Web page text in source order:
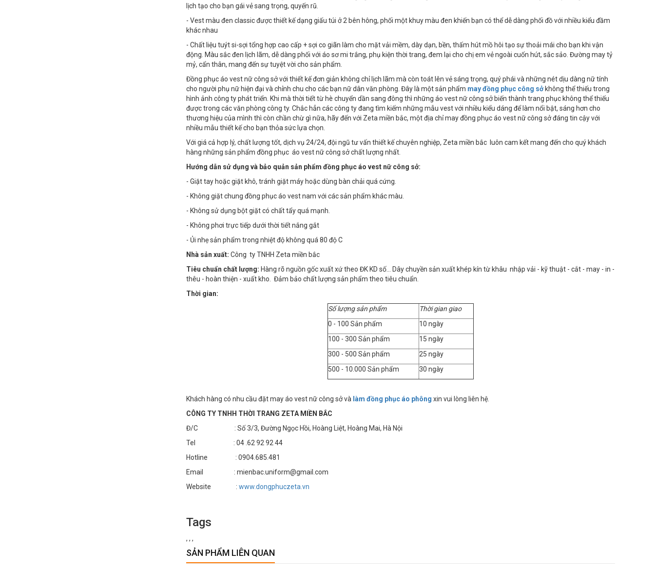
lịch tạo cho bạn gái vẻ sang trọng, quyến rũ.
- Vest màu đen classic được thiết kế dạng giấu túi ở 2 bên hông, phối một khuy màu đen khiến bạn có thể dễ dàng phối đồ với nhiều kiểu đầm
khác nhau
- Chất liệu tuýt si-sợi tổng hợp cao cấp + sợi co giãn làm cho mặt vải mềm, dày dạn, bền, thấm hút mồ hôi tạo sự thoải mái cho bạn khi vận
động. Màu sắc đen lịch lãm, dễ dàng phối với áo sơ mi trắng, phụ kiện thời trang, đem lại cho chị em vẻ ngoài cuốn hút, sắc sảo. Đường may tỷ
mỷ, cẩn thân, mang đến sự tuyệt vời cho sản phẩm.
Đồng phục áo vest nữ công sở với thiết kế đơn giản không chỉ lịch lãm mà còn toát lên vẻ sáng trọng, quý phái và những nét dịu dàng nữ tính
cho người phụ nữ hiện đại và chỉnh chu cho các bạn nữ dân văn phòng. Đây là một sản phẩm may đồng phục công sởkhông thể thiếu trong
hình ảnh công ty phát triển. Khi mà thời tiết từ hè chuyển dần sang đông thì những áo vest nữ công sở biến thành trang phục không thể thiếu
được trong các văn phòng công ty. Chắc hẳn các công ty đang tìm kiếm những mẫu vest với nhiều kiểu dáng để làm nổi bật, sáng hơn cho
thương hiệu của mình thì còn chần chừ gì nữa, hãy đến với Zeta miền bắc, một địa chỉ may đồng phục áo vest nữ công sở đáng tin cậy với
nhiều mẫu thiết kế cho bạn thỏa sức lựa chọn.
Với giá cả hợp lý, chất lượng tốt, dịch vụ 24/24, đội ngũ tư vấn thiết kế chuyên nghiệp, Zeta miền bắc luôn cam kết mang đến cho quý khách
hàng những sản phẩm đồng phục áo vest nữ công sở chất lượng nhất.
Hướng dẫn sử dụng và bảo quản sản phẩm đồng phục áo vest nữ công sở:
- Giặt tay hoặc giặt khô, tránh giặt máy hoặc dùng bàn chải quá cứng.
- Không giặt chung đồng phục áo vest nam với các sản phẩm khác màu.
- Không sử dụng bột giặt có chất tẩy quá mạnh.
- Không phơi trực tiếp dưới thời tiết nắng gắt
- Ủi nhẹ sản phẩm trong nhiệt độ không quá 80 độ C
Nhà sản xuất: Công ty TNHH Zeta miền bắc
Tiêu chuẩn chất lượng: Hàng rõ nguồn gốc xuất xứ theo ĐK KD số… Dây chuyền sản xuất khép kín từ khâu nhập vải - kỹ thuật - cắt - may - in -
thêu - hoàn thiện - xuất kho. Đảm bảo chất lượng sản phẩm theo tiêu chuẩn.
Thời gian:
Số lượng sản phẩm
Thời gian giao
0 - 100 Sản phẩm
10 ngày
100 - 300 Sản phẩm
15 ngày
300 - 500 Sản phẩm
25 ngày
500 - 10.000 Sản phẩm
30 ngày
Khách hàng có nhu cầu đặt may áo vest nữ công sở và làm đồng phục áo phông xin vui lòng liên hệ.
CÔNG TY TNHH THỜI TRANG ZETA MIỀN BẮC
Đ/C : Số 3/3, Đường Ngọc Hồi, Hoàng Liệt, Hoàng Mai, Hà Nội
Tel : 04 .62 92 92 44
Hotline : 0904.685.481
Email : mienbac.uniform@gmail.com
Website : www.dongphuczeta.vn
Tags
, , ,
SẢN PHẨM LIÊN QUAN